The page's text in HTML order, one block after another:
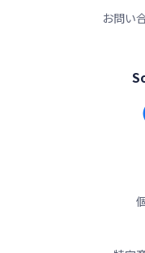
お問い